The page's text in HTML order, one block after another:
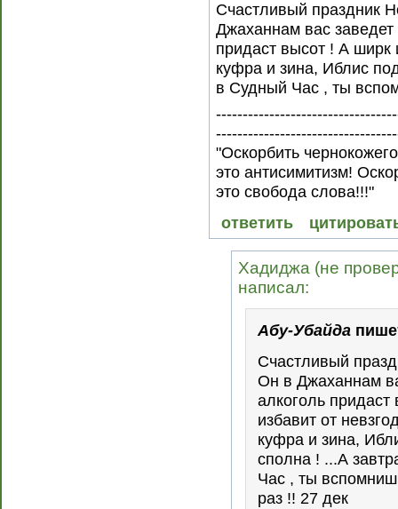
Счастливый праздник
Джаханнам вас
придаст высот ! А ширк
куфра и зина, Иблис
в Судный Час , ты
"Оскорбить
это антисимитизм!
это свобода слова!!!"
ответить
Хадиджа (не
написал:
Абу-Убайда
Счастливый
Он в Джаханнам
алкоголь
избавит от
куфра и зина,
сполна ! ...А
Час , ты
раз !! 27 дек